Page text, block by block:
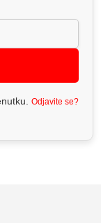
Odjavite se?